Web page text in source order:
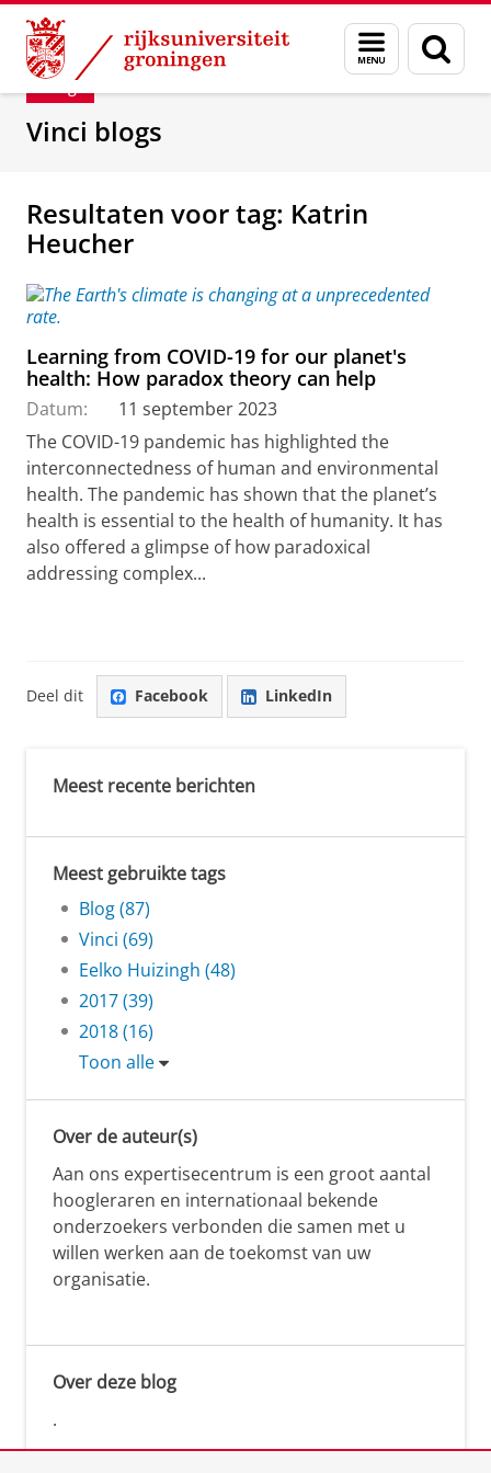
Skip
Content
Skip
Navigation
Menu
en
zoeken
Department of Innovation Management &
Blog
Vinci blogs
Resultaten voor tag: Katrin
Heucher
Learning from COVID-19 for our planet's
health: How paradox theory can help
Datum:
11 september 2023
The COVID-19 pandemic has highlighted the
interconnectedness of human and environmental
health. The pandemic has shown that the planet’s
health is essential to the health of humanity. It has
also offered a glimpse of how paradoxical
addressing complex...
Deel dit Facebook LinkedIn
Meest recente berichten
Meest gebruikte tags
Blog (87)
Vinci (69)
Eelko Huizingh (48)
2017 (39)
2018 (16)
Toon alle
Over de auteur(s)
Aan ons expertisecentrum is een groot aantal
hoogleraren en internationaal bekende
onderzoekers verbonden die samen met u
willen werken aan de toekomst van uw
organisatie.
Over deze blog
.